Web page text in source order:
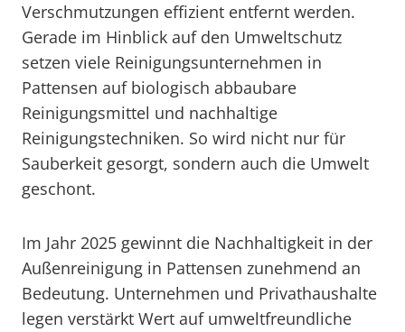
Verschmutzungen effizient entfernt werden.
Gerade im Hinblick auf den Umweltschutz
setzen viele Reinigungsunternehmen in
Pattensen auf biologisch abbaubare
Reinigungsmittel und nachhaltige
Reinigungstechniken. So wird nicht nur für
Sauberkeit gesorgt, sondern auch die Umwelt
geschont.
Im Jahr 2025 gewinnt die Nachhaltigkeit in der
Außenreinigung in Pattensen zunehmend an
Bedeutung. Unternehmen und Privathaushalte
legen verstärkt Wert auf umweltfreundliche